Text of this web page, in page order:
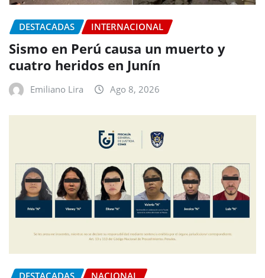
DESTACADAS INTERNACIONAL
Sismo en Perú causa un muerto y
cuatro heridos en Junín
Emiliano Lira Ago 8, 2026
DESTACADAS NACIONAL